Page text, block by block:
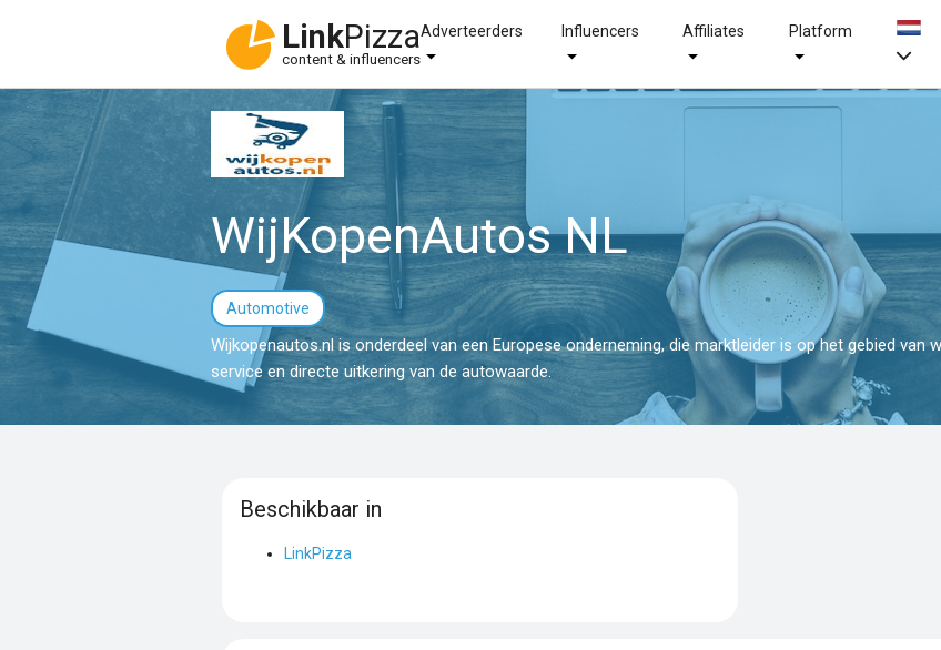
LinkPizza
content & influencers
Adverteerders Influencers Affiliates Platform
WijKopenAutos NL
Automotive
Wijkopenautos.nl is onderdeel van een Europese onderneming, die marktleider is op het gebied van
service en directe uitkering van de autowaarde.
Beschikbaar in
LinkPizza